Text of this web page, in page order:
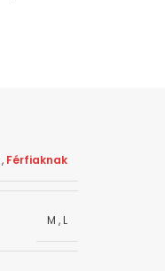
, Férfiaknak
M ,L